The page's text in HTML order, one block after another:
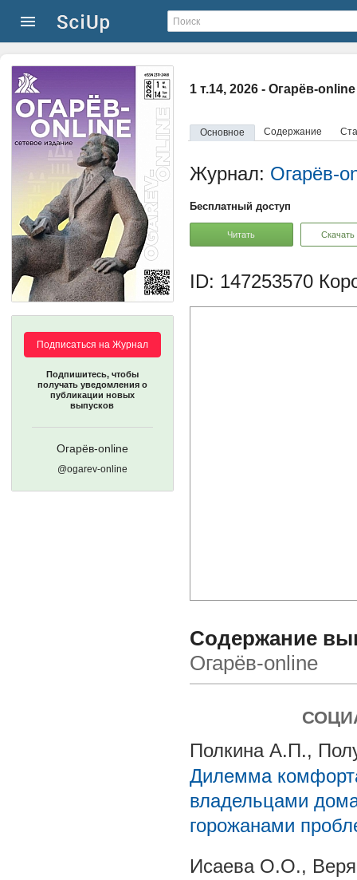
1 т.14, 2026 - Огарёв-online
Основное Содержание
Подписаться на Журнал
Подпишитесь, чтобы
получать уведомления о
публикации новых
выпусков
Огарёв-online
@ogarev-online
Журнал: Огарёв-
Бесплатный доступ
Читать Скачать
ID: 147253570
Содержание
Огарёв-online
Полкина А.П.,
Дилемма
владельцами
горожанами
Исаева О.О.,